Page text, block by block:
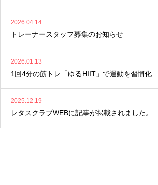
2026.04.14
トレーナースタッフ募集のお知らせ
2026.01.13
1回4分の筋トレ「ゆるHIIT」で運動を習慣化
2025.12.19
レタスクラブWEBに記事が掲載されました。